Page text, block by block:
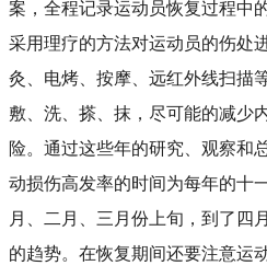
案，全程记录运动员恢复过程中
采用理疗的方法对运动员的伤处
灸、电烤、按摩、远红外线扫描
敷、洗、搽、抹，尽可能的减少
险。通过这些年的研究、观察和
动损伤高发率的时间为每年的十
月、二月、三月份上旬，到了四
的趋势。在恢复期间还要注意运